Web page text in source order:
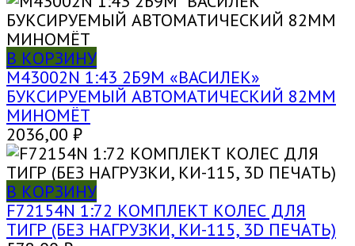
В КОРЗИНУ
M43002N 1:43 2Б9М «ВАСИЛЕК»
БУКСИРУЕМЫЙ АВТОМАТИЧЕСКИЙ 82ММ
МИНОМЁТ
2036,00 ₽
В КОРЗИНУ
F72154N 1:72 КОМПЛЕКТ КОЛЕС ДЛЯ
ТИГР (БЕЗ НАГРУЗКИ, КИ-115, 3D ПЕЧАТЬ)